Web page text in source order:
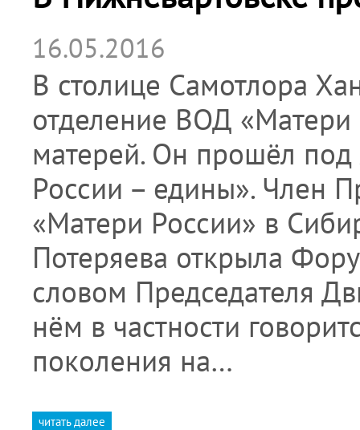
16.05.2016
В столице Самотлора
отделение ВОД
матерей. Он прошёл под
России – едины». Член
«Матери России» в
Потеряева открыла
словом Председателя
нём в частности
поколения на…
читать далее